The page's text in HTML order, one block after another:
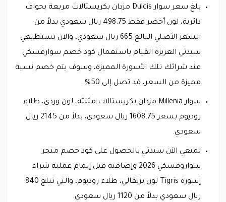
بلغ سعر سوار Dulcis مزدان بكريستالات مربعة بحواف
دائرية، لون أخضر فقط 498.75 ريال سعودي بدلاً من
السعر الأصلي البالغ 665 ريال سعودي، والآن تستطيعي
سيدتي العزيزة القيام باستعمال كود خصم سوارفسكي
عند شرائك تلك الأسورة المميزة، وسوف يتم خصم نسبة
مميزة من السعر، قد تصل إلى 50% .
سوار Millenia مزدان بكريستالات مثلثة، لون وردي، طلاء
روديوم بسعر 1608.75 ريال سعودي، بدلاً من 2145 ريال
سعودي.
تمتعي الآن سيدتي بالحصول على كود خصم متجر
سواروفسكي 2026 وإضافته قبل إتمام عملية شراء
إسورة Tigris لون برتقالي، طلاء روديوم، والتي تبلغ 840
ريال سعودي بدلاً من 1120 ريال سعودي.